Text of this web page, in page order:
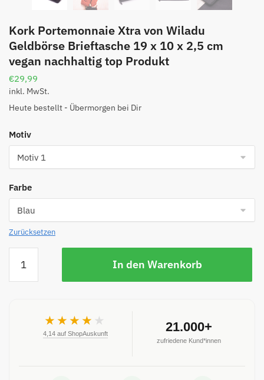
Kork Portemonnaie Xtra von Wiladu
Geldbörse Brieftasche 19 x 10 x 2,5 cm
vegan nachhaltig top Produkt
€29,99
inkl. MwSt.
Heute bestellt - Übermorgen bei Dir
Motiv
Farbe
Zurücksetzen
In den Warenkorb
★★★★ ★
4,14 auf ShopAuskunft 21.000+
zufriedene Kund*innen